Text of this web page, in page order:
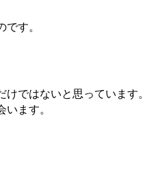
す。
ではないと思っています。
ます。